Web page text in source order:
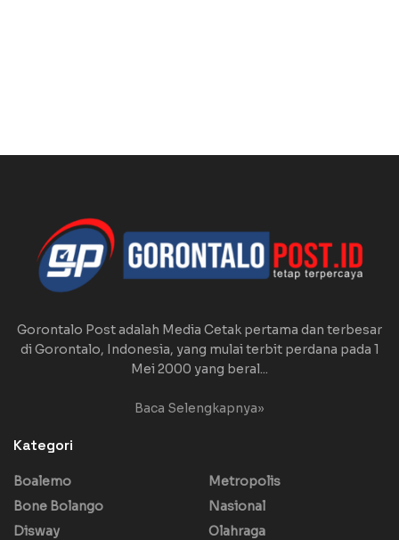
Gorontalo Post adalah Media Cetak pertama dan terbesar
di Gorontalo, Indonesia, yang mulai terbit perdana pada 1
Mei 2000 yang beral...
Baca Selengkapnya»
Kategori
Boalemo
Bone Bolango
Disway
Metropolis
Nasional
Olahraga